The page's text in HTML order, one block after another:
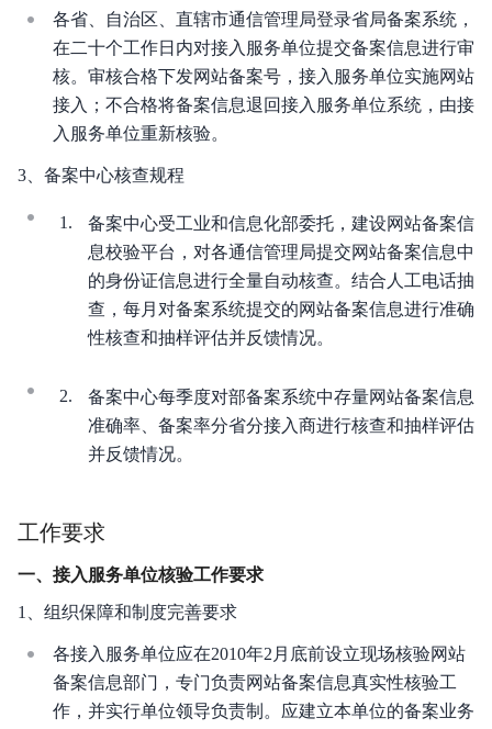
各省、自治区、直辖市通信管理局登录省局备案系统，
在二十个工作日内对接入服务单位提交备案信息进行审
核。审核合格下发网站备案号，接入服务单位实施网站
接入；不合格将备案信息退回接入服务单位系统，由接
入服务单位重新核验。
3、备案中心核查规程
备案中心受工业和信息化部委托，建设网站备案信
息校验平台，对各通信管理局提交网站备案信息中
的身份证信息进行全量自动核查。结合人工电话抽
查，每月对备案系统提交的网站备案信息进行准确
性核查和抽样评估并反馈情况。
备案中心每季度对部备案系统中存量网站备案信息
准确率、备案率分省分接入商进行核查和抽样评估
并反馈情况。
工作要求
一、接入服务单位核验工作要求
1、组织保障和制度完善要求
各接入服务单位应在2010年2月底前设立现场核验网站
备案信息部门，专门负责网站备案信息真实性核验工
作，并实行单位领导负责制。应建立本单位的备案业务